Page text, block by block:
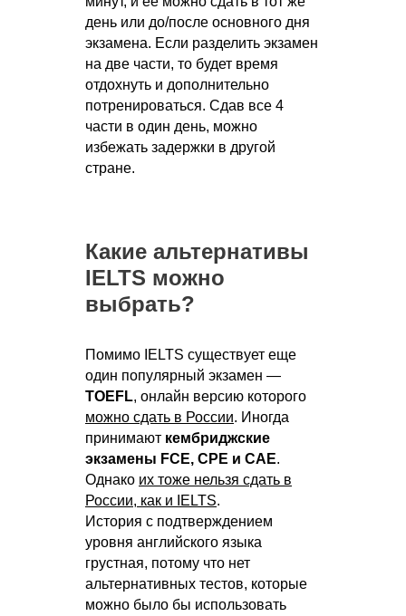
день или до/после основного дня
экзамена. Если разделить экзамен
на две части, то будет время
отдохнуть и дополнительно
потренироваться. Сдав все 4
части в один день, можно
избежать задержки в другой
стране.
Какие альтернативы
IELTS можно
выбрать?
Помимо IELTS существует еще
один популярный экзамен —
TOEFL, онлайн версию которого
можно сдать в России. Иногда
принимают кембриджские
экзамены FCE, CPE и CAE.
Однако их тоже нельзя сдать в
России, как и IELTS.
История с подтверждением
уровня английского языка
грустная, потому что нет
альтернативных тестов, которые
можно было бы использовать